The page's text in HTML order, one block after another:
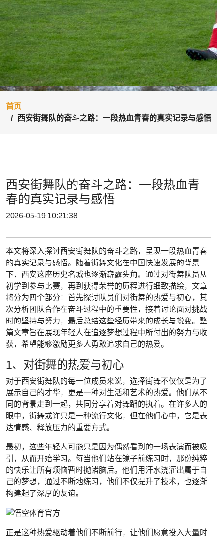
首页
西安街舞队的奋斗之路：一段热血青春的真实记录与感悟
西安街舞队的奋斗之路：一段热血青
春的真实记录与感悟
2026-05-19 10:21:38
本文将深入探讨西安街舞队的奋斗之路，呈现一段热血青春
的真实记录与感悟。随着街舞文化在中国快速发展的背景
下，西安这座历史名城也逐渐崭露头角。通过对街舞队员从
初学到参与比赛，再到获得荣誉的历程进行细致描绘，文章
将分为四个部分：首先探讨队员们对街舞的热爱与初心，其
次分析团队合作在奋斗过程中的重要性，接着讨论面对挑战
时的坚持与努力，最后总结这些经历带来的成长与蜕变。整
篇文章旨在展现年轻人在追逐梦想过程中所付出的努力与收
获，希望能够激励更多人勇敢追求自己的热爱。
1、对街舞的热爱与初心
对于西安街舞队的每一位成员来说，选择街舞不仅仅是为了
展示自己的才华，更是一种对生活和艺术的热爱。他们从不
同的背景走到一起，共同分享着对舞蹈的执着。在许多人的
眼中，街舞或许只是一种流行文化，但在他们心中，它是表
达情感、释放压力的重要方式。
最初，这些年轻人可能只是因为偶然看到的一场表演而被吸
引，从而开始学习。每当他们站在镜子前练习时，那份纯粹
的快乐让所有烦恼暂时抛诸脑后。他们用汗水浇灌出属于自
己的梦想，通过不断地练习，他们不仅提升了技术，也逐渐
构建起了深厚的友谊。
正是这种热爱驱动着他们不断前行，让他们愿意投入大量时